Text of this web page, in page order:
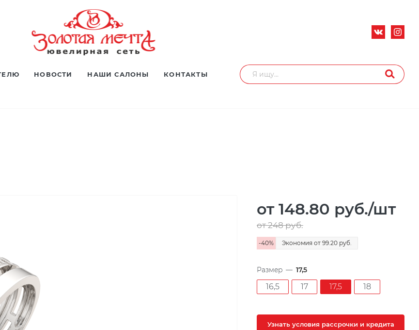
НОВОСТИ НАШИ САЛОНЫ КОНТАКТЫ
от 148.80 руб./шт
от 248руб.
-40% Экономия от 99.20 руб.
Размер — 17,5
16,5 17 17,5 18
Узнать условия рассрочки и кредита